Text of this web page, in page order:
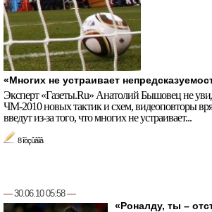
«Многих не устраивает
Эксперт «Газеты.Ru» Анатолий Бышовец не
ЧМ-2010 новых тактик и схем, видеоповторы
введут из-за того, что многих не устраивает...
8 îòçûâîâ
—30.06.10 05:58—
«Роналду, ты –